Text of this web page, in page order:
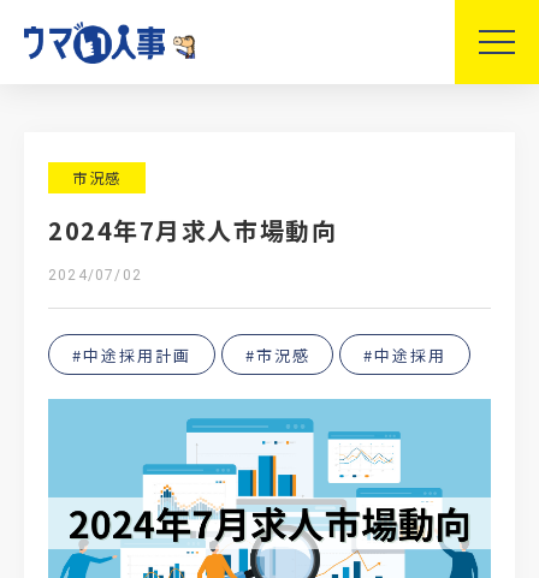
市況感
2024年7月求人市場動向
2024/07/02
#中途採用計画 #市況感 #中途採用